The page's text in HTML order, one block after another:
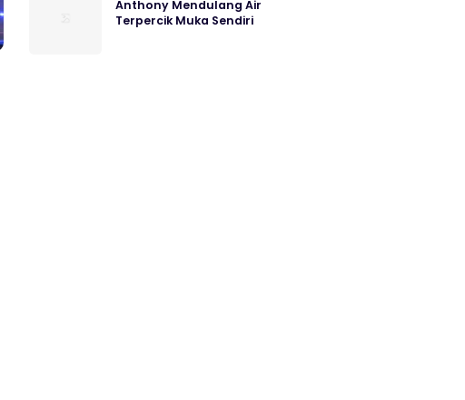
Anthony Mendulang Air
Terpercik Muka Sendiri